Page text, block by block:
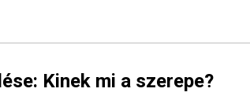
Kinek mi a szerepe?